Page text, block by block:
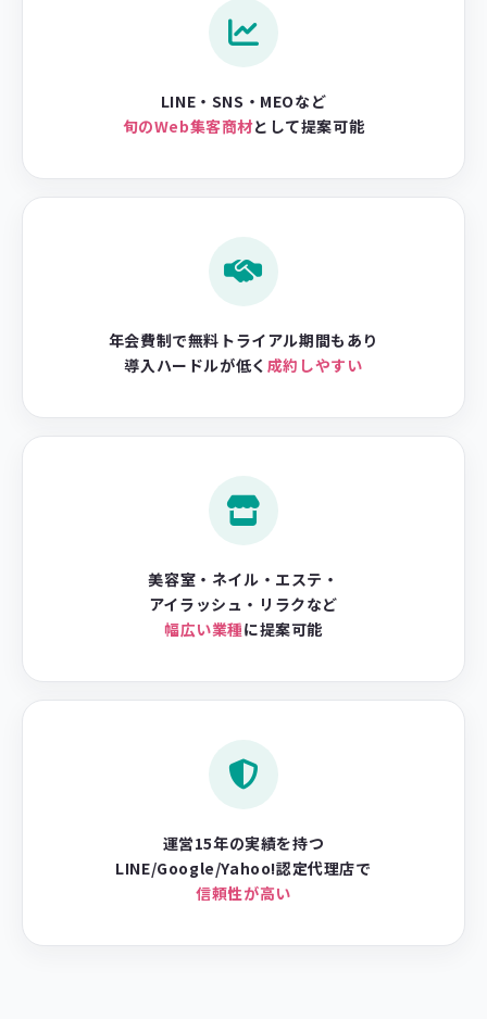
LINE・SNS・MEOなど
旬のWeb集客商材として提案可能
年会費制で無料トライアル期間もあり
導入ハードルが低く 成約しやすい
美容室・ネイル・エステ・
アイラッシュ・リラクなど
幅広い業種に提案可能
運営15年の実績を持つ
LINE/Google/Yahoo!認定代理店で
信頼性が高い